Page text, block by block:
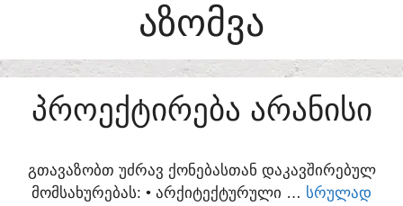
ᲐᲖᲝᲛᲕᲐ
ᲞᲠᲝᲔᲥᲢᲘᲠᲔᲑᲐ ᲐᲠᲐᲜᲘᲡᲘ
ᲒᲗᲐᲕᲐᲖᲝᲑᲗ ᲣᲫᲠᲐᲕ ᲥᲝᲜᲔᲑᲐᲡᲗᲐᲜ ᲓᲐᲙᲐᲕᲨᲘᲠᲔᲑᲣᲚ
ᲛᲝᲛᲡᲐᲮᲣᲠᲔᲑᲐᲡ:​ • ᲐᲠᲥᲘᲢᲔᲥᲢᲣᲠᲣᲚᲘ … ᲡᲠᲣᲚᲐᲓ